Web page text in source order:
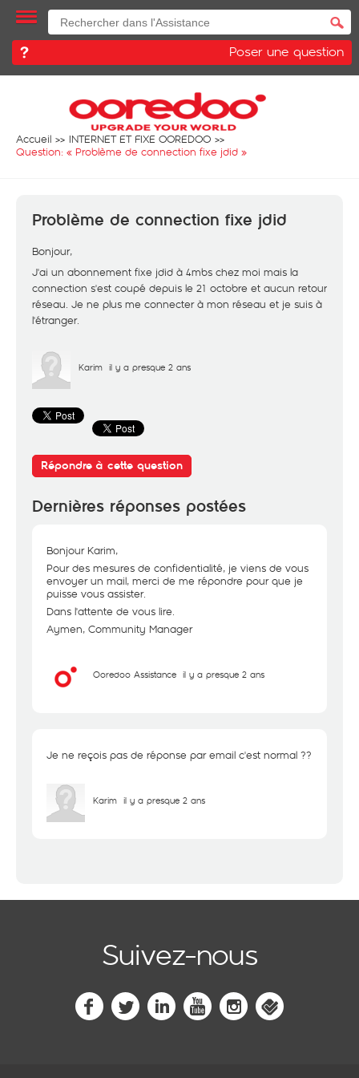
Poser une question
Accueil
INTERNET ET FIXE OOREDOO
Question: « Problème de connection fixe jdid »
Problème de connection fixe jdid
Bonjour,
J'ai un abonnement fixe jdid à 4mbs chez moi mais la
connection s'est coupé depuis le 21 octobre et aucun retour
réseau. Je ne plus me connecter à mon réseau et je suis à
l'étranger.
Karim il y a presque 2 ans
Répondre à cette question
Dernières réponses postées
Bonjour Karim,
Pour des mesures de confidentialité, je viens de vous
envoyer un mail, merci de me répondre pour que je
puisse vous assister.
Dans l'attente de vous lire.
Aymen, Community Manager
Ooredoo Assistance il y a presque 2 ans
Je ne reçois pas de réponse par email c'est normal ??
Karim il y a presque 2 ans
Suivez-nous